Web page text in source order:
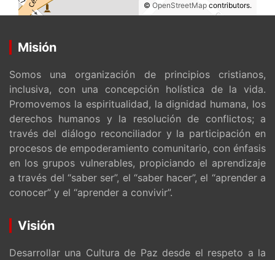
© OpenStreetMap contributors.
Misión
Somos una organización de principios cristianos,
inclusiva, con una concepción holística de la vida.
Promovemos la espiritualidad, la dignidad humana, los
derechos humanos y la resolución de conflictos; a
través del diálogo reconciliador y la participación en
procesos de empoderamiento comunitario, con énfasis
en los grupos vulnerables, propiciando el aprendizaje
a través del “saber ser”, el “saber hacer”, el “aprender a
conocer” y el “aprender a convivir”.
Visión
Desarrollar una Cultura de Paz desde el respeto a la